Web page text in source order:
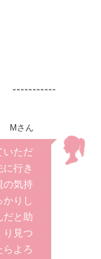
Mさん
いただ
行き
の気持
かりし
だと助
り見つ
らよろ